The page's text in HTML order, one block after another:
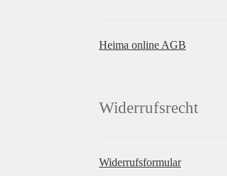
Heima online AGB
Widerrufsrecht
Widerrufsformular